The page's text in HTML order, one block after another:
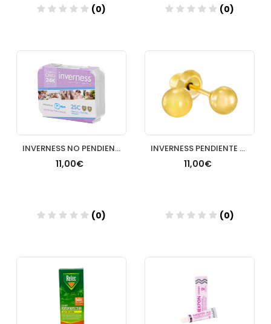
(0) (0)
INVERNESS NO PENDIENTE 24K 25C CORAZON DORADO NATURAL
11,00€
(0)
INVERNESS PENDIENTE 24K 11C BOLA DORADA 4 MM
11,00€
(0)